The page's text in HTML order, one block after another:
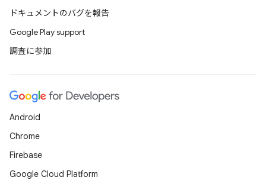
ドキュメントのバグを報告
Google Play support
調査に参加
Android
Chrome
Firebase
Google Cloud Platform